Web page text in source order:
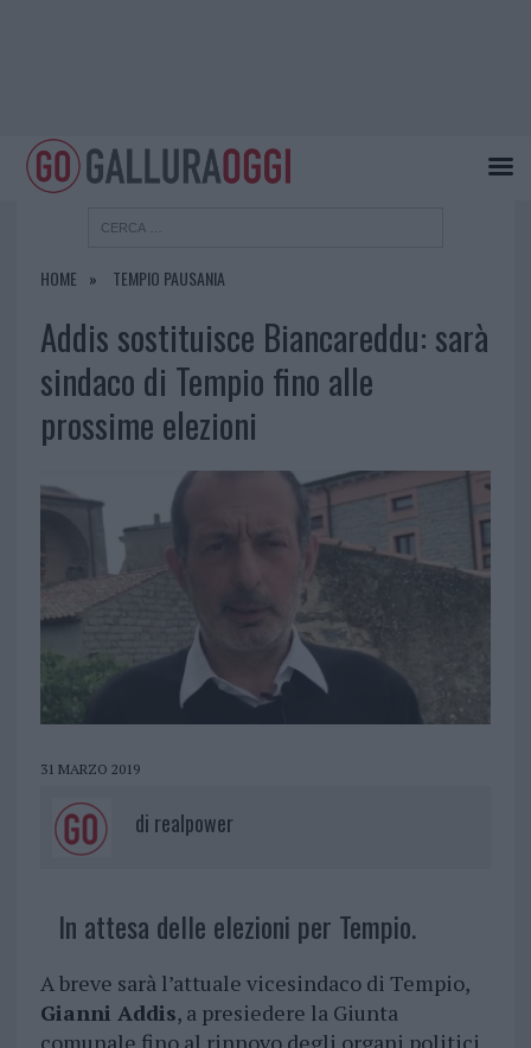
HOME TEMPIO PAUSANIA
Addis sostituisce Biancareddu: sarà
sindaco di Tempio fino alle
prossime elezioni
31 MARZO 2019
di realpower
In attesa delle elezioni per Tempio.
A breve sarà l’attuale vicesindaco di Tempio,
Gianni Addis, a presiedere la Giunta